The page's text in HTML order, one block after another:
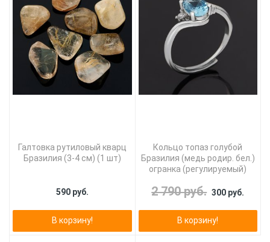
Галтовка рутиловый кварц
Бразилия (3-4 см) (1 шт)
590 руб.
В корзину!
Кольцо топаз голубой
Бразилия (медь родир. бел.)
огранка (регулируемый)
2 790 руб. 300 руб.
В корзину!